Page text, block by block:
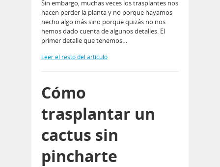
Sin embargo, muchas veces los trasplantes nos
hacen perder la planta y no porque hayamos
hecho algo más sino porque quizás no nos
hemos dado cuenta de algunos detalles. El
primer detalle que tenemos…
Leer el resto del artículo
Cómo
trasplantar un
cactus sin
pincharte